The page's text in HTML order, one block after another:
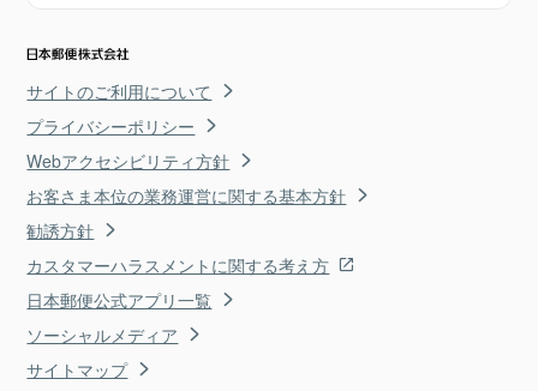
サイトのご利用について
プライバシーポリシー
Webアクセシビリティ方針
お客さま本位の業務運営に関する基本方針
勧誘方針
カスタマーハラスメントに関する考え方
日本郵便公式アプリ一覧
ソーシャルメディア
サイトマップ